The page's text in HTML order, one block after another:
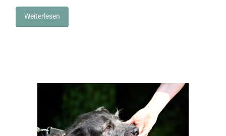
Weiterlesen